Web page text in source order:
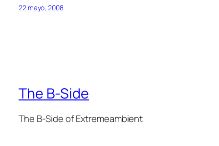
22 mayo, 2008
The B-Side
The B-Side of Extremeambient